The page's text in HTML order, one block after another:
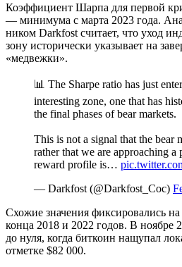
Коэффициент Шарпа для первой
— минимума с марта 2023 года.
ником Darkfost считает, что уход
зону исторически указывает на
«медвежки».
📊 The Sharpe ratio has just
interesting zone, one that has
the final phases of bear markets.
This is not a signal that the bear
rather that we are approaching
reward profile is…
— Darkfost (@Darkfost_Coc)
Схожие значения фиксировались
конца 2018 и 2022 годов. В ноябре
до нуля, когда биткоин нащупал
отметке $82 000.